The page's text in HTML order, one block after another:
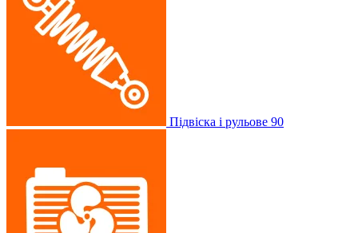
Підвіска і рульове 90